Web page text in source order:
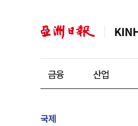
금융 산업
국제